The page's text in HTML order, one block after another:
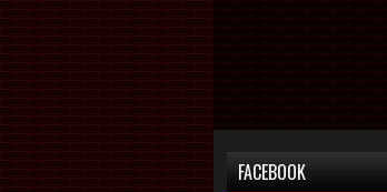
FACEBOOK